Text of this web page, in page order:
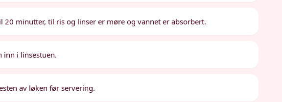
20 minutter, til ris og linser er møre og vannet er absorbert.
inn i linsestuen.
av løken før servering.